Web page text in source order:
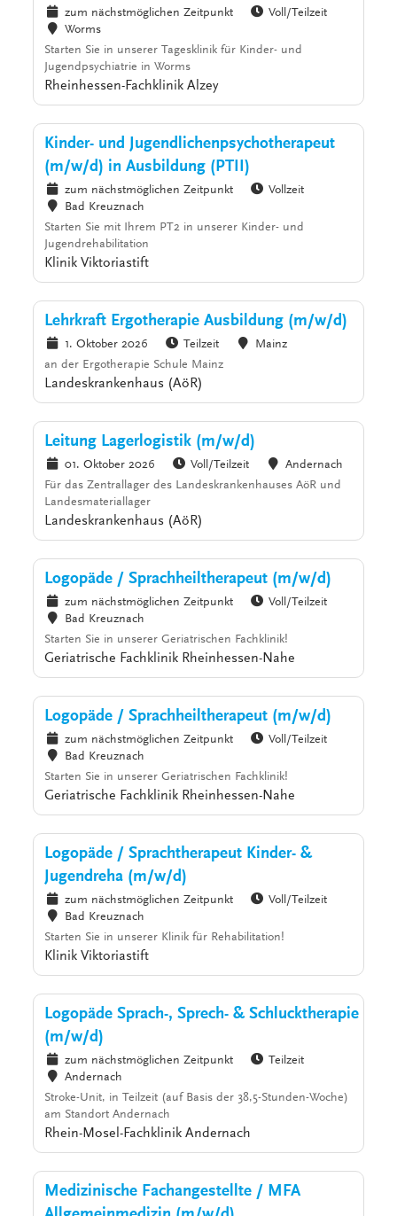
zum nächstmöglichen Zeitpunkt
Voll/Teilzeit
Worms
Starten Sie in unserer Tagesklinik für Kinder- und
Jugendpsychiatrie in Worms
Rheinhessen-Fachklinik Alzey
Kinder- und Jugendlichenpsychotherapeut
(m/w/d) in Ausbildung (PTII)
zum nächstmöglichen Zeitpunkt
Vollzeit
Bad Kreuznach
Starten Sie mit Ihrem PT2 in unserer Kinder- und
Jugendrehabilitation
Klinik Viktoriastift
Lehrkraft Ergotherapie Ausbildung (m/w/d)
1. Oktober 2026 Teilzeit
Mainz
an der Ergotherapie Schule Mainz
Landeskrankenhaus (AöR)
Leitung Lagerlogistik (m/w/d)
01. Oktober 2026 Voll/Teilzeit
Andernach
Für das Zentrallager des Landeskrankenhauses AöR und
Landesmateriallager
Landeskrankenhaus (AöR)
Logopäde / Sprachheiltherapeut (m/w/d)
zum nächstmöglichen Zeitpunkt
Voll/Teilzeit
Bad Kreuznach
Starten Sie in unserer Geriatrischen Fachklinik!
Geriatrische Fachklinik Rheinhessen-Nahe
Logopäde / Sprachheiltherapeut (m/w/d)
zum nächstmöglichen Zeitpunkt
Voll/Teilzeit
Bad Kreuznach
Starten Sie in unserer Geriatrischen Fachklinik!
Geriatrische Fachklinik Rheinhessen-Nahe
Logopäde / Sprachtherapeut Kinder- &
Jugendreha (m/w/d)
zum nächstmöglichen Zeitpunkt
Voll/Teilzeit
Bad Kreuznach
Starten Sie in unserer Klinik für Rehabilitation!
Klinik Viktoriastift
Logopäde Sprach-, Sprech- & Schlucktherapie
(m/w/d)
zum nächstmöglichen Zeitpunkt
Teilzeit
Andernach
Stroke-Unit, in Teilzeit (auf Basis der 38,5-Stunden-Woche)
am Standort Andernach
Rhein-Mosel-Fachklinik Andernach
Medizinische Fachangestellte / MFA